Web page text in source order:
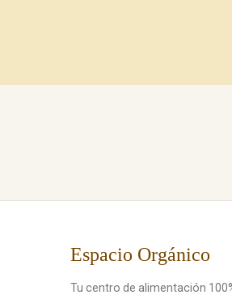
Espacio Orgánico
Tu centro de alimentación